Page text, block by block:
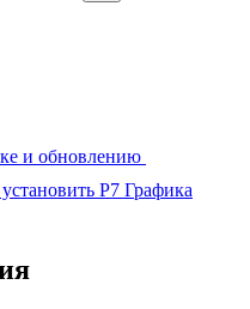
и обновлению
Р7 Графика